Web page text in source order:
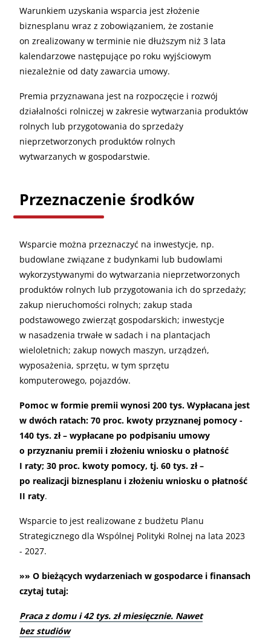
Warunkiem uzyskania wsparcia jest złożenie
biznesplanu wraz z zobowiązaniem, że zostanie
on zrealizowany w terminie nie dłuższym niż 3 lata
kalendarzowe następujące po roku wyjściowym
niezależnie od daty zawarcia umowy.
Premia przyznawana jest na rozpoczęcie i rozwój
działalności rolniczej w zakresie wytwarzania produktów
rolnych lub przygotowania do sprzedaży
nieprzetworzonych produktów rolnych
wytwarzanych w gospodarstwie.
Przeznaczenie środków
Wsparcie można przeznaczyć na inwestycje, np.
budowlane związane z budynkami lub budowlami
wykorzystywanymi do wytwarzania nieprzetworzonych
produktów rolnych lub przygotowania ich do sprzedaży;
zakup nieruchomości rolnych; zakup stada
podstawowego zwierząt gospodarskich; inwestycje
w nasadzenia trwałe w sadach i na plantacjach
wieloletnich; zakup nowych maszyn, urządzeń,
wyposażenia, sprzętu, w tym sprzętu
komputerowego, pojazdów.
Pomoc w formie premii wynosi 200 tys. Wypłacana jest
w dwóch ratach: 70 proc. kwoty przyznanej pomocy -
140 tys. zł – wypłacane po podpisaniu umowy
o przyznaniu premii i złożeniu wniosku o płatność
I raty; 30 proc. kwoty pomocy, tj. 60 tys. zł –
po realizacji biznesplanu i złożeniu wniosku o płatność
II raty.
Wsparcie to jest realizowane z budżetu Planu
Strategicznego dla Wspólnej Polityki Rolnej na lata 2023
- 2027.
»» O bieżących wydarzeniach w gospodarce i finansach
czytaj tutaj:
Praca z domu i 42 tys. zł miesięcznie. Nawet
bez studiów